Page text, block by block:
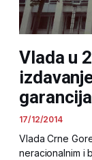
Vlada u
garancija
17/12/2014
Vlada Crne
neracionalnim i